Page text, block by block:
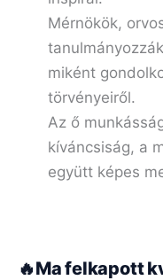
Mérnökök,
miként
törvényeiről.
Az ő
kíváncsiság, a
együtt képes
🔥Ma felkapott